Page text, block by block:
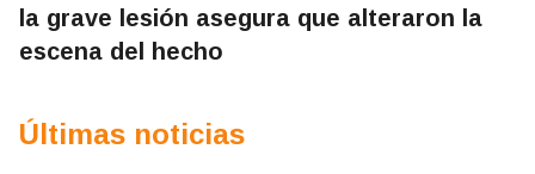
la grave lesión asegura que alteraron la
escena del hecho
Últimas noticias